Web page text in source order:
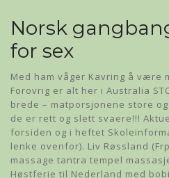
Norsk
for sex
Med ham våger Kavring å være
Forovrig er alt her i Australia
brede – matporsjonene store
de er rett og slett svaere!!!
forsiden og i heftet
lenke ovenfor). Liv Røssland
massage tantra tempel
Høstferie til Nederland med